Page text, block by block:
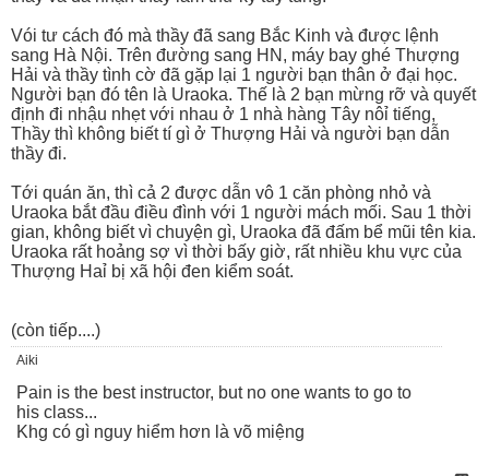
Vói tư cách đó mà thầy đã sang Bắc Kinh và được lệnh
sang Hà Nội. Trên đường sang HN, máy bay ghé Thượng
Hải và thầy tình cờ đã gặp lại 1 người bạn thân ở đại học.
Người bạn đó tên là Uraoka. Thế là 2 bạn mừng rỡ và quyết
định đi nhậu nhẹt với nhau ở 1 nhà hàng Tây nôỉ tiếng,
Thầy thì không biết tí gì ở Thượng Hải và người bạn dẫn
thầy đi.
Tới quán ăn, thì cả 2 được dẫn vô 1 căn phòng nhỏ và
Uraoka bắt đầu điều đình với 1 người mách mối. Sau 1 thời
gian, không biết vì chuyện gì, Uraoka đã đấm bể mũi tên kia.
Uraoka rất hoảng sợ vì thời bấy giờ, rất nhiều khu vực của
Thượng Haỉ bị xã hội đen kiểm soát.
(còn tiếp....)
Aiki
Pain is the best instructor, but no one wants to go to
his class...
Khg có gì nguy hiểm hơn là võ miệng